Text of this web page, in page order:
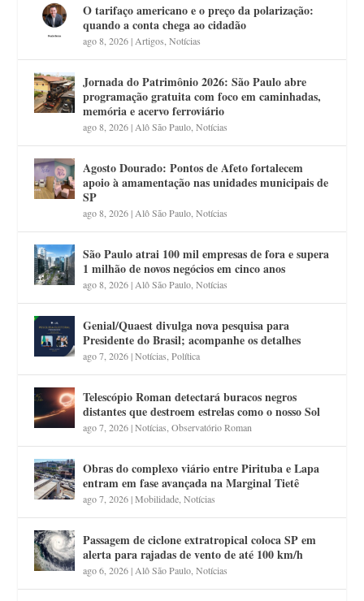
O tarifaço americano e o preço da polarização:
quando a conta chega ao cidadão
ago 8, 2026| Artigos ,Notícias
Jornada do Patrimônio 2026: São Paulo abre
programação gratuita com foco em caminhadas,
memória e acervo ferroviário
ago 8, 2026| Alô São Paulo ,Notícias
Agosto Dourado: Pontos de Afeto fortalecem
apoio à amamentação nas unidades municipais de
SP
ago 8, 2026| Alô São Paulo ,Notícias
São Paulo atrai 100 mil empresas de fora e supera
1 milhão de novos negócios em cinco anos
ago 8, 2026| Alô São Paulo ,Notícias
Genial/Quaest divulga nova pesquisa para
Presidente do Brasil; acompanhe os detalhes
ago 7, 2026|Notícias ,Política
Telescópio Roman detectará buracos negros
distantes que destroem estrelas como o nosso Sol
ago 7, 2026|Notícias ,Observatório Roman
Obras do complexo viário entre Pirituba e Lapa
entram em fase avançada na Marginal Tietê
ago 7, 2026|Mobilidade ,Notícias
Passagem de ciclone extratropical coloca SP em
alerta para rajadas de vento de até 100 km/h
ago 6, 2026| Alô São Paulo ,Notícias